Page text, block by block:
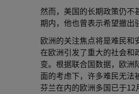
然而，美国的长期政策仍
期内，他也曾表示希望撤出
欧洲的关注焦点将是难民和
在欧洲引发了重大的社会
变。根据联合国数据，欧
面的考虑下，许多难民无
芬兰在内的欧洲多国已于12